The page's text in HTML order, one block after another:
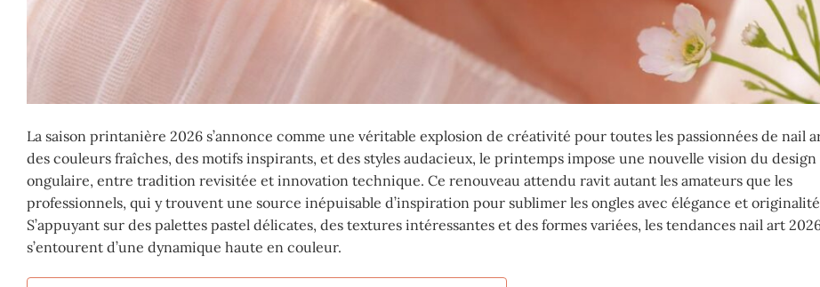
La saison printanière 2026 s’annonce comme une véritable explosion de créativité pour toutes les passionnées de nail
des couleurs fraîches, des motifs inspirants, et des styles audacieux, le printemps impose une nouvelle vision du design
ongulaire, entre tradition revisitée et innovation technique. Ce renouveau attendu ravit autant les amateurs que les
professionnels, qui y trouvent une source inépuisable d’inspiration pour sublimer les ongles avec élégance et
S’appuyant sur des palettes pastel délicates, des textures intéressantes et des formes variées, les tendances nail art
s’entourent d’une dynamique haute en couleur.